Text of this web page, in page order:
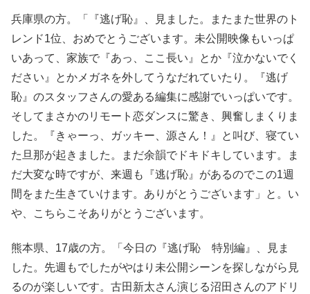
兵庫県の方。「『逃げ恥』、見ました。またまた世界のト
レンド1位、おめでとうございます。未公開映像もいっぱ
いあって、家族で『あっ、ここ長い』とか『泣かないでく
ださい』とかメガネを外してうなだれていたり。『逃げ
恥』のスタッフさんの愛ある編集に感謝でいっぱいです。
そしてまさかのリモート恋ダンスに驚き、興奮しまくりま
した。『きゃーっ、ガッキー、源さん！』と叫び、寝てい
た旦那が起きました。まだ余韻でドキドキしています。ま
だ大変な時ですが、来週も『逃げ恥』があるのでこの1週
間をまた生きていけます。ありがとうございます」と。い
や、こちらこそありがとうございます。
熊本県、17歳の方。「今日の『逃げ恥 特別編』、見ま
した。先週もでしたがやはり未公開シーンを探しながら見
るのが楽しいです。古田新太さん演じる沼田さんのアドリ